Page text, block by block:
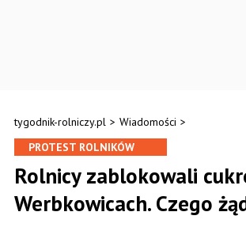
tygodnik-rolniczy.pl > Wiadomości >
PROTEST ROLNIKÓW
Rolnicy zablokowali
Werbkowicach. Czego